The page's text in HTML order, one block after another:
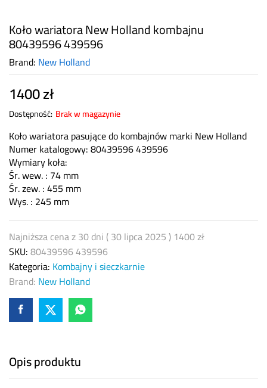
Koło wariatora New Holland kombajnu
80439596 439596
Brand: New Holland
1400zł
Dostępność: Brak w magazynie
Koło wariatora pasujące do kombajnów marki New Holland
Numer katalogowy: 80439596 439596
Wymiary koła:
Śr. wew. : 74 mm
Śr. zew. : 455 mm
Wys. : 245 mm
Najniższa cena z 30 dni (30 lipca 2025) 1400zł
SKU:80439596 439596
Kategoria: Kombajny i sieczkarnie
Brand: New Holland
Opis produktu